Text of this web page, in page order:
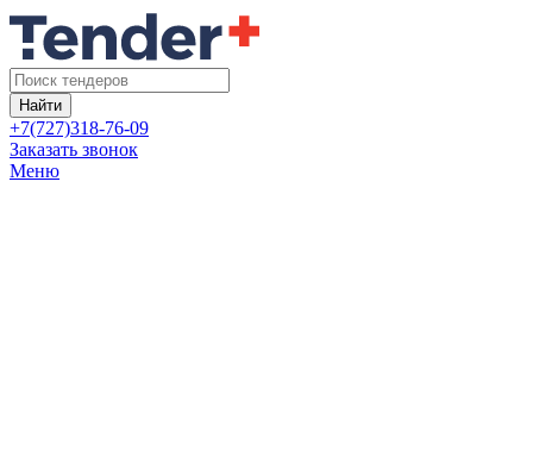
Найти
+7(727)318-76-09
Заказать звонок
Меню